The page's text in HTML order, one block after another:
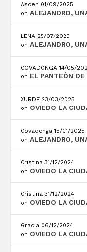
Ascen 01/09/2025
onALEJANDRO,
LENA 25/07/2025
onALEJANDRO,
COVADONGA 14/05/
on EL PANTEÓN DE
XURDE 23/03/2025
on OVIEDO LA
Covadonga 15/01/2025
onALEJANDRO,
Cristina 31/12/2024
on OVIEDO LA
Cristina 31/12/2024
on OVIEDO LA
Gracia 06/12/2024
on OVIEDO LA